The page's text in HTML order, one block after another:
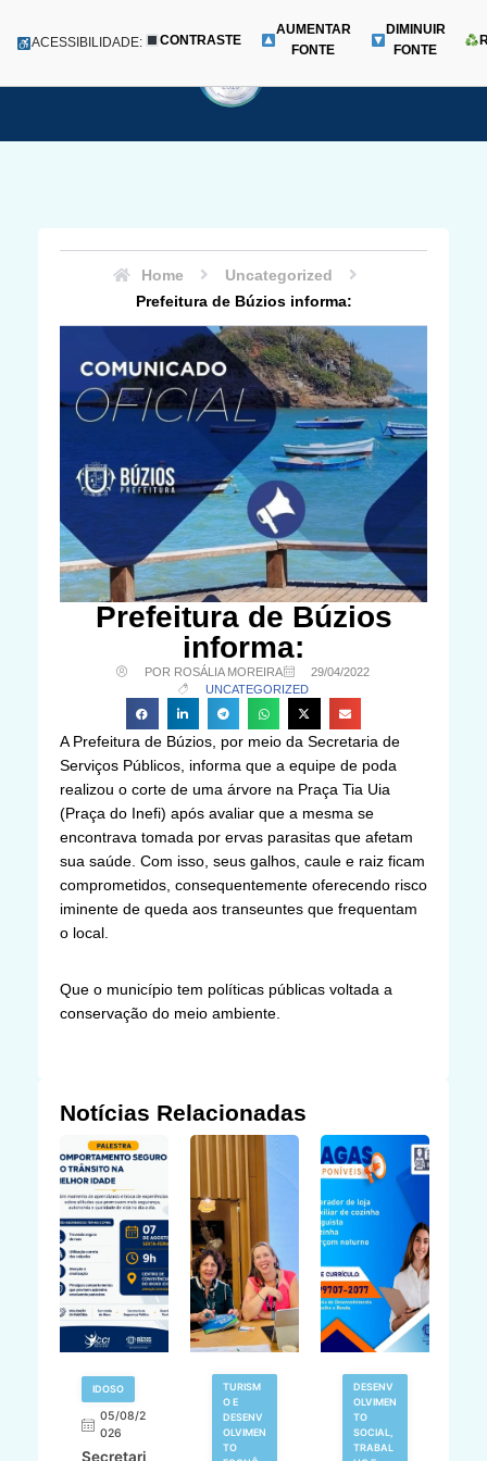
para
Menu
ACESSIBILIDADE: CONTRASTE
AUMENTAR
FONTE
DIMINUIR
FONTE
Home
Uncategorized
Prefeitura de Búzios informa:
Prefeitura de Búzios
informa:
POR ROSÁLIA MOREIRA
29/04/2022
UNCATEGORIZED
A Prefeitura de Búzios, por meio da Secretaria de
Serviços Públicos, informa que a equipe de poda
realizou o corte de uma árvore na Praça Tia Uia
(Praça do Inefi) após avaliar que a mesma se
encontrava tomada por ervas parasitas que afetam
sua saúde. Com isso, seus galhos, caule e raiz ficam
comprometidos, consequentemente oferecendo risco
iminente de queda aos transeuntes que frequentam
o local.
Que o município tem políticas públicas voltada a
conservação do meio ambiente.
Notícias Relacionadas
IDOSO
05/08/2
026
Secretari
TURISM
O E
DESENV
OLVIMEN
TO
DESENV
OLVIMEN
TO
SOCIAL,
TRABAL